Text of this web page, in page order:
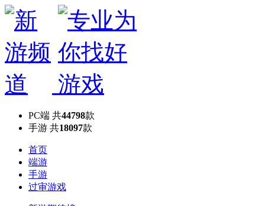
PC端 共44798款
手游 共18097款
首页
端游
手游
过审游戏